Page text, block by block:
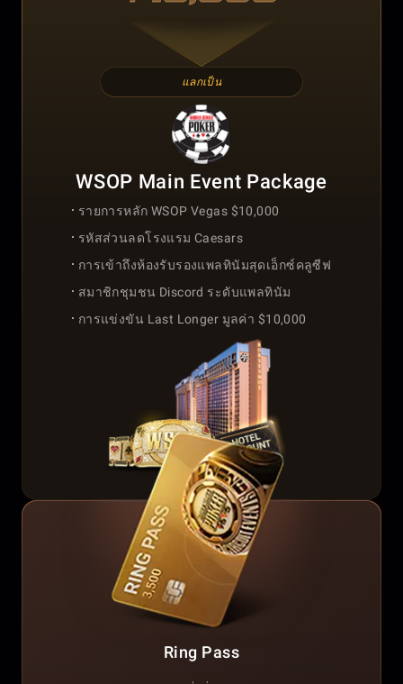
แลกเป็น
WSOP Main Event Package
รายการหลัก WSOP Vegas $10,000
รหัสส่วนลดโรงแรม Caesars
การเข้าถึงห้องรับรองแพลทินัมสุดเอ็กซ์คลูซีฟ
สมาชิกชุมชน Discord ระดับแพลทินัม
การแข่งขัน Last Longer มูลค่า $10,000
Ring Pass